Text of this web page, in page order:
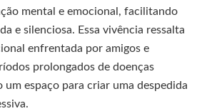
mental e emocional, facilitando
e silenciosa. Essa vivência ressalta
enfrentada por amigos e
prolongados de doenças
espaço para criar uma despedida